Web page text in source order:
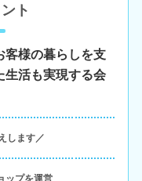
ト
客様の暮らしを支
生活も実現する会
します／
ップを運営